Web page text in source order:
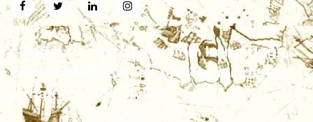
“Doğal yaşam dengesinin korunduğu,
çevre bilinci yüksek projelerinizde yer
almak temennisiyle. ”